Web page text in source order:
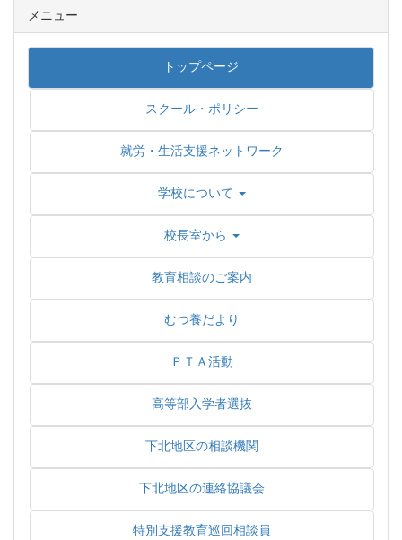
メニュー
トップページ
スクール・ポリシー
就労・生活支援ネットワーク
学校について
校長室から
教育相談のご案内
むつ養だより
ＰＴＡ活動
高等部入学者選抜
下北地区の相談機関
下北地区の連絡協議会
特別支援教育巡回相談員